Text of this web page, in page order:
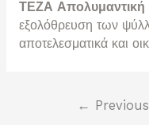
ΤΕΖΑ Απολυμαντική
εξολόθρευση των
αποτελεσματικά και
Πλοήγηση
← Previous